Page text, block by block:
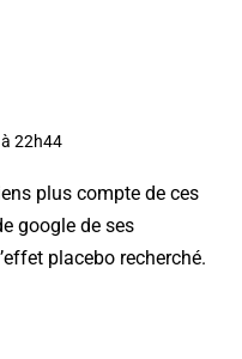
22h44
plus compte de ces
google de ses
placebo recherché.